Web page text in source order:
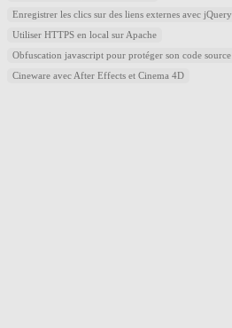
Enregistrer les clics sur des liens externes avec jQuery
Utiliser HTTPS en local sur Apache
Obfuscation javascript pour protéger son code source
Cineware avec After Effects et Cinema 4D